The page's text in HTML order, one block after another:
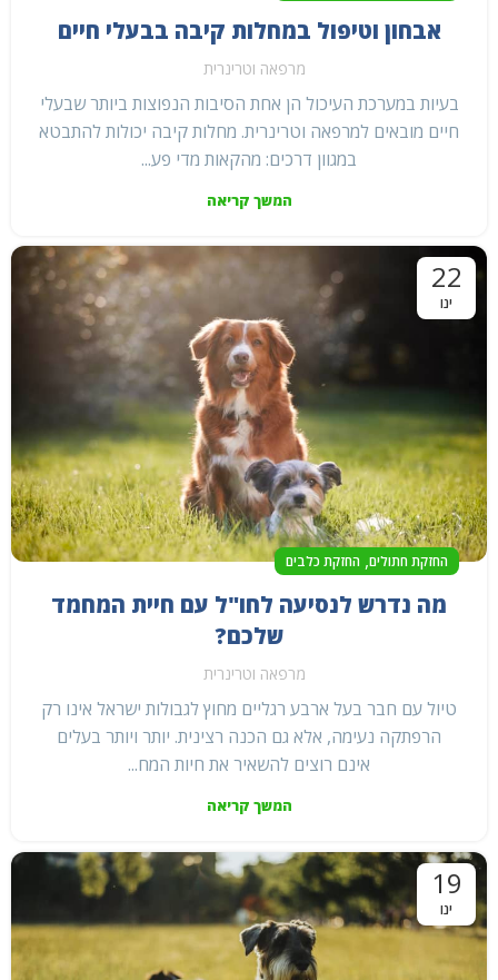
אבחון וטיפול במחלות קיבה בבעלי חיים
מרפאה וטרינרית
בעיות במערכת העיכול הן אחת הסיבות הנפוצות ביותר שבעלי
חיים מובאים למרפאה וטרינרית. מחלות קיבה יכולות להתבטא
במגוון דרכים: מהקאות מדי פע...
המשך קריאה
22
ינו
החזקת חתולים, החזקת כלבים
מה נדרש לנסיעה לחו"ל עם חיית המחמד
שלכם?
מרפאה וטרינרית
טיול עם חבר בעל ארבע רגליים מחוץ לגבולות ישראל אינו רק
הרפתקה נעימה, אלא גם הכנה רצינית. יותר ויותר בעלים
אינם רוצים להשאיר את חיות המח...
המשך קריאה
19
ינו